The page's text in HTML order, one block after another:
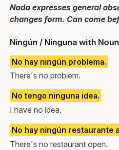
Nada expresses general
changes form. Can come
Ningún / Ninguna with
No hay ningún problema.
There's no problem.
No tengo ninguna idea.
I have no idea.
No hay ningún restaurante
There's no restaurant open.